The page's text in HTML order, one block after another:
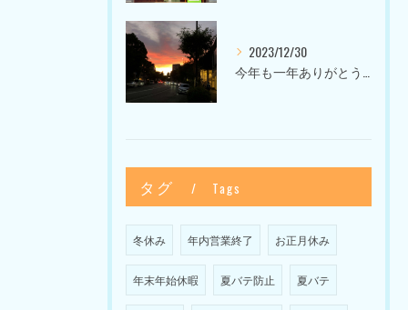
2023/12/30
タグ Tags
冬休み 年内営業終了 お正月休み
年末年始休暇 夏バテ防止 夏バテ